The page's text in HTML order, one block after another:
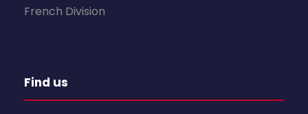
French Division
Find us